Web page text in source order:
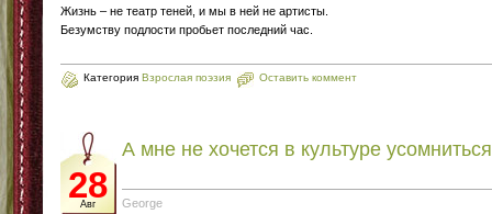
Жизнь – не театр теней, и мы в ней не артисты.
Безумству подлости пробьет последний час.
Категория Взрослая поэзия Оставить коммент
28
Авг
А мне не хочется в культуре усомниться
George